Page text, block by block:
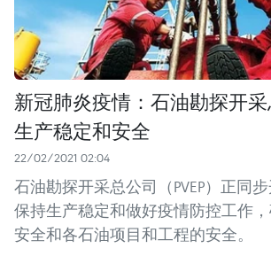
新冠肺炎疫情：石油勘探开
生产稳定和安全
22/02/2021 02:04
石油勘探开采总公司（PVEP）正同
保持生产稳定和做好疫情防控工作
安全和各石油项目和工程的安全。